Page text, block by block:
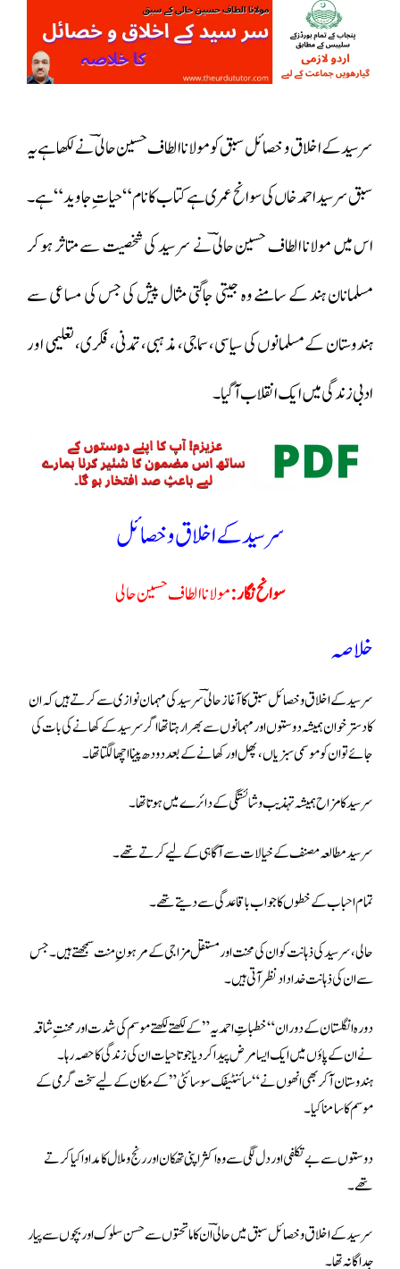
سر سید کے اخلاق و خصائل سبق کو مولانا الطاف حسین حالیؔ نے لکھا ہے یہ
سبق سر سید احمدخاں کی سوانح عمری ہے کتاب کا نام “حیات ِ جاوید “ہے ۔
اس میں مولانا الطاف حسین حالیؔ نے سر سید کی شخصیت سے متاثر ہو کر
مسلمانان ہند کے سامنے وہ جیتی جاگتی مثال پیش کی جس کی مساعی سے
ہندوستان کےمسلمانوں کی سیاسی، سماجی، مذہبی، تمدنی، فکری، تعلیمی اور
ادبی زندگی میں ایک انقلا ب آگیا۔
سر سید کے اخلاق وخصائل
سوانح نگار :مولانا الطاف حسین حالی
خلاصہ
کا دستر خوان ہمیشہ دوستوں اور مہمانوں سے بھرا رہتا تھا اگر سرسید کےکھانے کی بات کی
جائے تو ان کو موسمی سبزیاں ، پھل اور کھانے کے بعد دودھ پینا اچھا لگتا تھا ۔
سرسید کا مزاح ہمیشہ تہذیب و شائستگی کے دائرے میں ہوتا تھا ۔
سرسید مطالعہ مصنف کے خیالات سے آگاہی کے لیے کرتے تھے ۔
تمام احباب کےخطوں کا جواب باقاعدگی سے دیتے تھے۔
حالی ،سر سید کی ذہانت کو ان کی محنت اور مستقل مزاجی کے مرہون ِ منت سمجھتے ہیں ۔جس
سے ان کی ذہانت خداداد نظر آتی ہیں ۔
دورہ انگلستان کے دوران “خطباتِ احمدیہ” کے لکھتے لکھتے موسم کی شدت اور محنت ِ شاقہ
نے ان کے پاؤں میں ایک ایسا مرض پیدا کر دیا جو تا حیات ان کی زندگی کا حصہ رہا۔
ہندوستان آکر بھی انھوں نے “سائنٹیفک سو سائٹی ” کے مکان کے لیے سخت گرمی کے
موسم کا سامنا کیا۔
دوستوں سے بے تکلفی اور دل لگی سے وہ اکثر اپنی تھکان اور رنج و ملال کا مداوا کیا کرتے
تھے۔
سر سید کے اخلاق و خصائل سبق میں حالیؔ ان کا ماتحتوں سے حسن سلوک اور بچوں سے پیار
جداگانہ تھا۔